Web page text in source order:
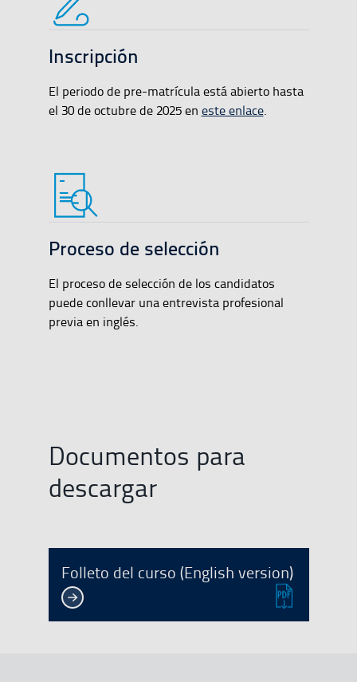
Inscripción
El periodo de pre-matrícula está abierto hasta
el 30 de octubre de 2025 en este enlace.
Proceso de selección
El proceso de selección de los candidatos
puede conllevar una entrevista profesional
previa en inglés.
Documentos para
descargar
Folleto del curso (English version)